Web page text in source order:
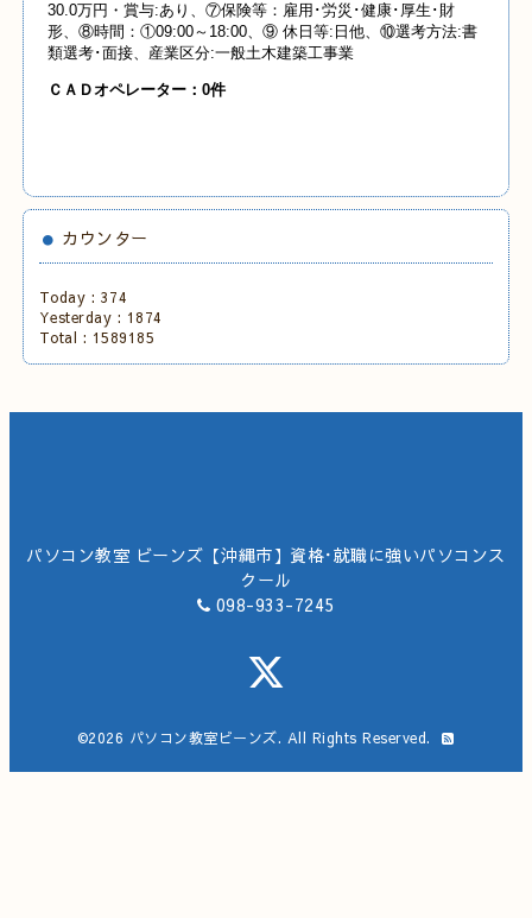
30.0万円・賞与:あり、⑦保険等：雇用･労災･健康･厚生･財
形、⑧時間：①09:00～18:00、⑨ 休日等:日他、⑩選考方法:書
類選考･面接、産業区分:一般土木建築工事業
ＣＡＤオペレーター：0件
カウンター
Today : 374
Yesterday : 1874
Total : 1589185
パソコン教室 ビーンズ【沖縄市】資格･就職に強いパソコンス
クール
098-933-7245
©2026 パソコン教室ビーンズ. All Rights Reserved.